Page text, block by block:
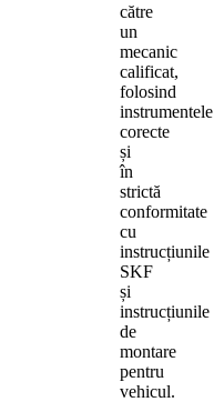
către
un
mecanic
calificat,
folosind
instrumentele
corecte
și
în
strictă
conformitate
cu
instrucțiunile
SKF
și
instrucțiunile
de
montare
pentru
vehicul.